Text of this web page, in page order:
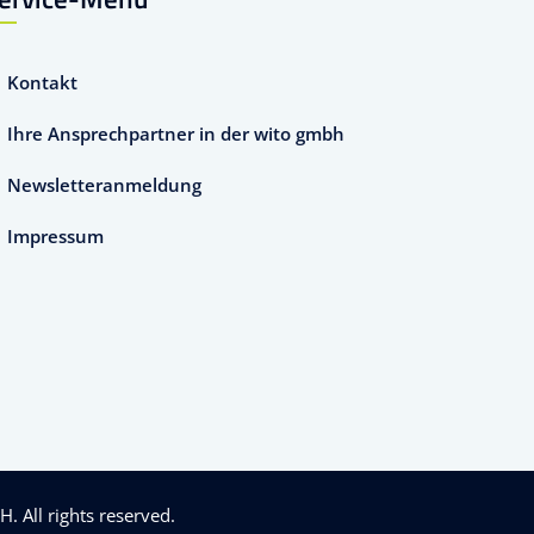
Kontakt
Ihre Ansprechpartner in der wito gmbh
Newsletteranmeldung
Impressum
. All rights reserved.